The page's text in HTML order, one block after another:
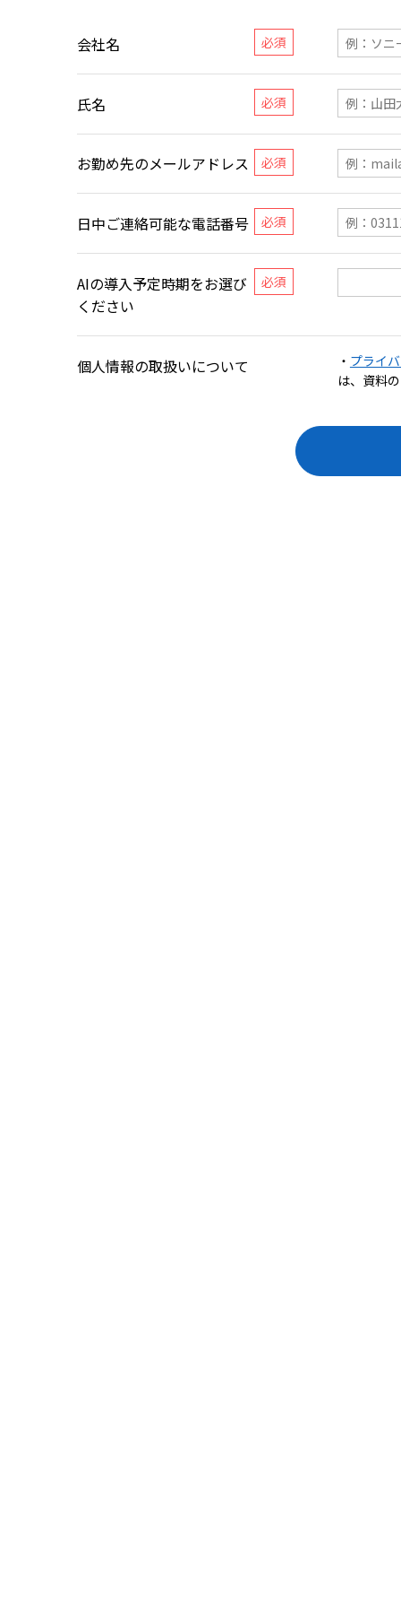
会社名
氏名
お勤め先のメールアドレス
日中ご連絡可能な電話番号
AIの導入予定時期をお選び
ください
個人情報の取扱いについて ・ プライ
は、資料